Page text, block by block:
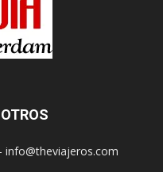
info@theviajeros.com